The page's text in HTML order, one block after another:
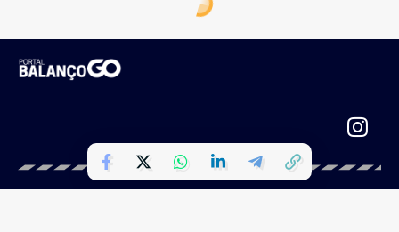
terá a oportunidade de experimentar uma nova e
Noite de Verão”, de Mendelssohn, e participar de um
momento de interação e conversa com a Orquestra.